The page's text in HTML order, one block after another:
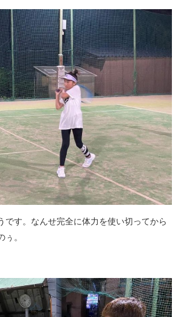
です。なんせ完全に体力を使い切ってから
ぅ。